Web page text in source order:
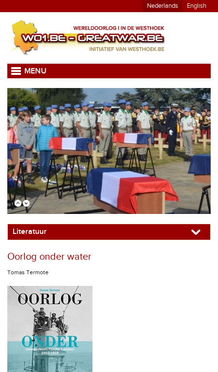
Nederlands English
MENU
Literatuur
Oorlog onder water
Tomas Termote